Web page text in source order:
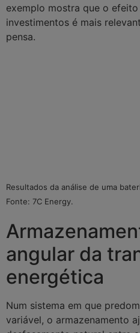
exemplo mostra que o
investimentos é mais
pensa.
Resultados da análise de uma
Fonte: 7C Energy.
angular da
energética
Num sistema em que
variável, o armazenamento